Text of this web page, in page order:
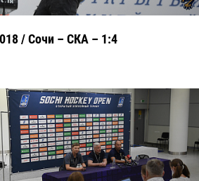
/ Сочи – СКА – 1:4